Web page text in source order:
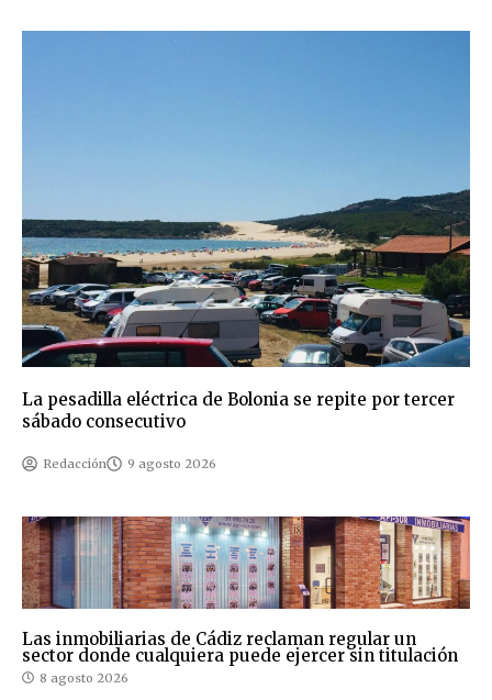
La pesadilla eléctrica de Bolonia se repite por tercer
sábado consecutivo
Redacción 9 agosto 2026
Las inmobiliarias de Cádiz reclaman regular un
sector donde cualquiera puede ejercer sin titulación
8 agosto 2026